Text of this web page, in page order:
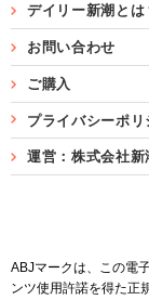
デイリー新潮とは
お問い合わせ
ご購入
プライバシーポリ
運営：株式会社新
ABJマークは、この電
ンツ使用許諾を得た正